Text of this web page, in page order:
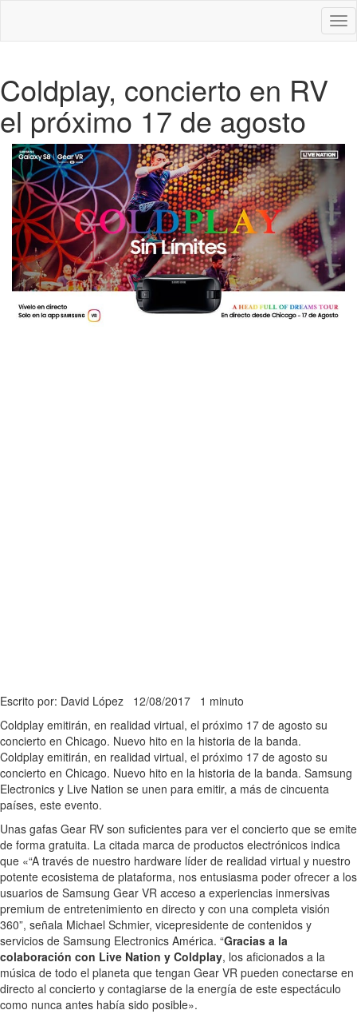
Coldplay, concierto en RV
el próximo 17 de agosto
Escrito por: David López 12/08/2017 1 minuto
Coldplay emitirán, en realidad virtual, el próximo 17 de agosto su
concierto en Chicago. Nuevo hito en la historia de la banda.
Coldplay emitirán, en realidad virtual, el próximo 17 de agosto su
concierto en Chicago. Nuevo hito en la historia de la banda. Samsung
Electronics y Live Nation se unen para emitir, a más de cincuenta
países, este evento.
Unas gafas Gear RV son suficientes para ver el concierto que se emite
de forma gratuita. La citada marca de productos electrónicos indica
que «“A través de nuestro hardware líder de realidad virtual y nuestro
potente ecosistema de plataforma, nos entusiasma poder ofrecer a los
usuarios de Samsung Gear VR acceso a experiencias inmersivas
premium de entretenimiento en directo y con una completa visión
360”, señala Michael Schmier, vicepresidente de contenidos y
servicios de Samsung Electronics América. “Gracias a la
colaboración con Live Nation y Coldplay, los aficionados a la
música de todo el planeta que tengan Gear VR pueden conectarse en
directo al concierto y contagiarse de la energía de este espectáculo
como nunca antes había sido posible».